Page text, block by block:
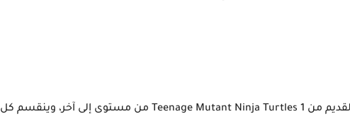
تختلف بيئة اللعبة بعد تنزيل الإصدار القديم من Teenage Mutant Ninja Turtles 1 من مستوى إلى آخر، وينقسم كل